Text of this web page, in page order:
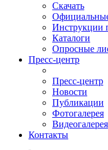
Скачать
Инструкции
Каталоги
Опросные
Пресс-центр
Пресс-центр
Новости
Публикации
Фотогалерея
Видеогалерея
Контакты